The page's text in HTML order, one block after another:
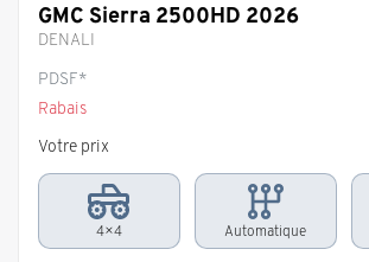
GMC Sierra 2500HD 2026
DENALI
PDSF*
Rabais
Votre prix
4×4 Automatique